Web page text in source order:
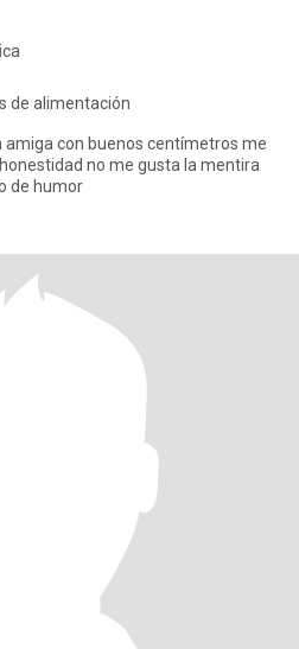
de alimentación
con buenos centímetros me
no me gusta la mentira
de humor